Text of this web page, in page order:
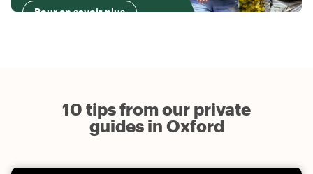
Pour en savoir plus
10 tips from our private
guides in Oxford